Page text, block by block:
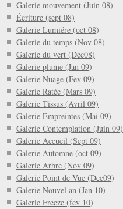
Galerie mouvement (Juin 08)
Écriture (sept 08)
Galerie Lumiére (oct 08)
Galerie du temps (Nov 08)
Galerie du vert (Dec08)
Galerie plume (Jan 09)
Galerie Nuage (Fev 09)
Galerie Ratée (Mars 09)
Galerie Tissus (Avril 09)
Galerie Empreintes (Mai 09)
Galerie Contemplation (Juin 09)
Galerie Accueil (Sept 09)
Galerie Automne (oct 09)
Galerie Arbre (Nov 09)
Galerie Point de Vue (Dec09)
Galerie Nouvel an (Jan 10)
Galerie Freeze (fev 10)